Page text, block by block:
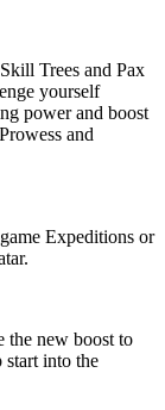
Trees and Pax
yourself
power and boost
and
Expeditions or
the new boost to
start into the